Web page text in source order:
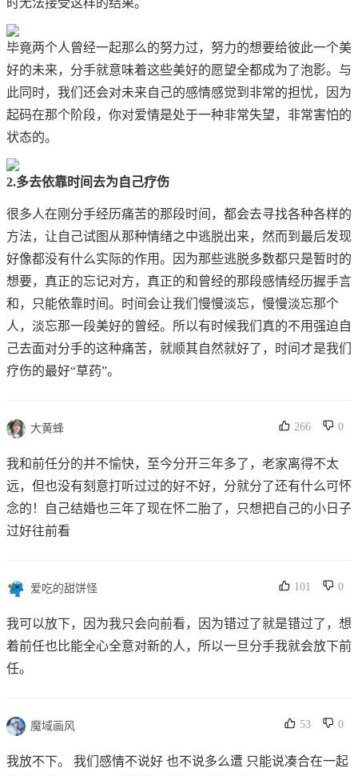
时无法接受这样的结果。
毕竟两个人曾经一起那么的努力过，努力的想要给彼此一个美
好的未来，分手就意味着这些美好的愿望全都成为了泡影。与
此同时，我们还会对未来自己的感情感觉到非常的担忧，因为
起码在那个阶段，你对爱情是处于一种非常失望，非常害怕的
状态的。
2.多去依靠时间去为自己疗伤
很多人在刚分手经历痛苦的那段时间，都会去寻找各种各样的
方法，让自己试图从那种情绪之中逃脱出来，然而到最后发现
好像都没有什么实际的作用。因为那些逃脱多数都只是暂时的
想要，真正的忘记对方，真正的和曾经的那段感情经历握手言
和，只能依靠时间。时间会让我们慢慢淡忘，慢慢淡忘那个
人，淡忘那一段美好的曾经。所以有时候我们真的不用强迫自
己去面对分手的这种痛苦，就顺其自然就好了，时间才是我们
疗伤的最好“草药”。
大黄蜂 266 0
我和前任分的并不愉快，至今分开三年多了，老家离得不太
远，但也没有刻意打听过过的好不好，分就分了还有什么可怀
念的！自己结婚也三年了现在怀二胎了，只想把自己的小日子
过好往前看
爱吃的甜饼怪 101 0
我可以放下，因为我只会向前看，因为错过了就是错过了，想
着前任也比能全心全意对新的人，所以一旦分手我就会放下前
任。
魔域画风 53 0
我放不下。 我们感情不说好 也不说多么遭 只能说凑合在一起